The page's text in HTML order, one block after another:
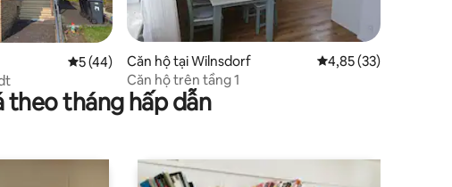
Xếp hạng trung bình 5/5, 44 đánh giá
5 (44)
Căn hộ tại Wilnsdorf Xếp hạng trung bình
4,85 (33)
Căn hộ trên tầng 1
theo tháng hấp dẫn